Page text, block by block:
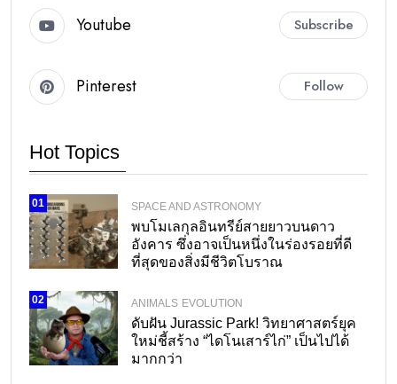
Youtube Subscribe
Pinterest Follow
Hot Topics
01 SPACE AND ASTRONOMY
พบโมเลกุลอินทรีย์สายยาวบนดาว
อังคาร ซึ่งอาจเป็นหนึ่งในร่องรอยที่ดี
ที่สุดของสิ่งมีชีวิตโบราณ
02 ANIMALS EVOLUTION
ดับฝัน Jurassic Park! วิทยาศาสตร์ยุค
ใหม่ชี้สร้าง “ไดโนเสาร์ไก่” เป็นไปได้
มากกว่า